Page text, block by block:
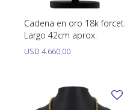
Cadena en oro 18k forcet.
Largo 42cm aprox.
USD 4.660,00